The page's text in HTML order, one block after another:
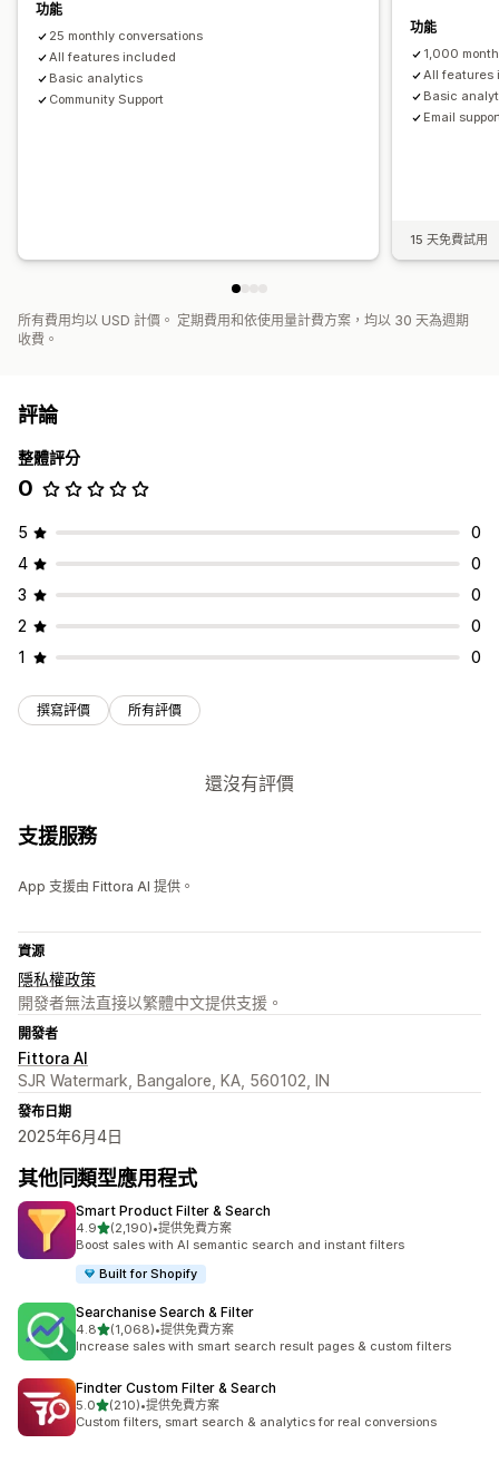
功能
25 monthly conversations
All features included
Basic analytics
Community Support
功能
1,000
All features
Basic
Email
15 天免費試用
所有費用均以 USD 計價。 定期費用和依使用量計費方案，均以 30 天為週期
收費。
評論
整體評分
0
5
0
4
0
3
0
2
0
1
0
撰寫評價 所有評價
還沒有評價
支援服務
App 支援由 Fittora AI 提供。
資源
隱私權政策
開發者無法直接以繁體中文提供支援。
開發者
Fittora AI
SJR Watermark, Bangalore, KA, 560102, IN
發布日期
2025年6月4日
其他同類型應用程式
Smart Product Filter & Search
4.9滿分 5 顆星
(2,190)
共有 2190 則評價
•提供免費方案
Boost sales with AI semantic search and instant filters
Built for Shopify
Searchanise Search & Filter
4.8滿分 5 顆星
(1,068)
共有 1068 則評價
•提供免費方案
Increase sales with smart search result pages & custom filters
Findter Custom Filter & Search
5.0滿分 5 顆星
(210)
共有 210 則評價
•提供免費方案
Custom filters, smart search & analytics for real conversions